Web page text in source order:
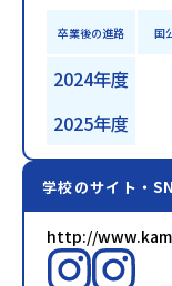
卒業後の進路 国
2024年度
2025年度
学校のサイト・
http://